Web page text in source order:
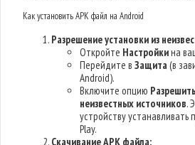
Как установить APK файл на Android
Разрешение установки из
Откройте Настройкина
Перейдите вЗащита(в
Android).
Включите опцию
неизвестных источников.
устройству
Play.
Скачивание APK файла: